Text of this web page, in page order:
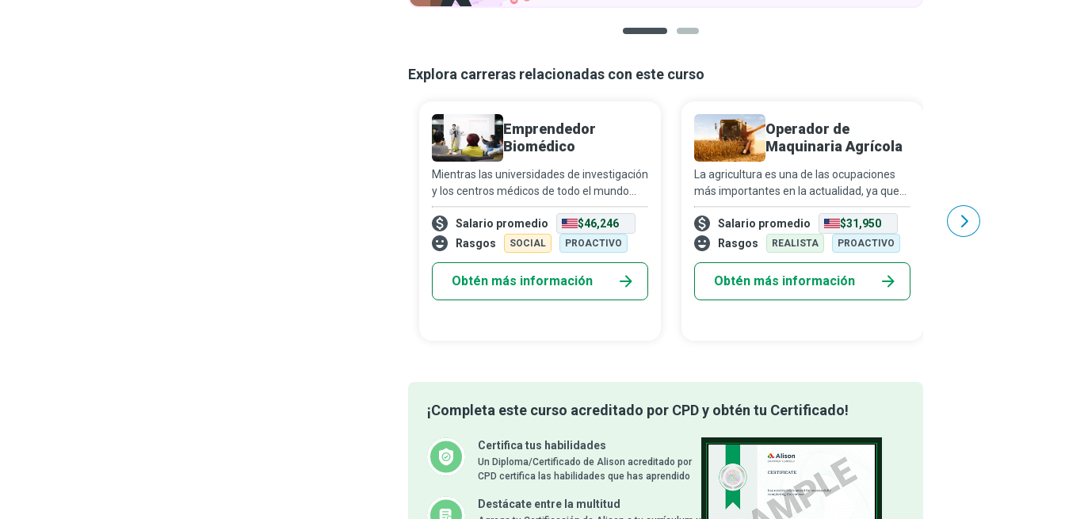
Explora carreras relacionadas con este curso
Emprendedor
Biomédico
Mientras las universidades de investigación
y los centros médicos de todo el mundo
continúan haciendo enormes avances en
innovación biomédica, existe una brecha
ampliamente reconocida entre la ciencia
Salario promedio
$46,246
Rasgos
SOCIAL PROACTIVO
Obtén más información
Operador de
Maquinaria Agrícola
La agricultura es una de las ocupaciones
más importantes en la actualidad, ya que
sus diversos productos sostienen la vida.
Dado que tradicionalmente es un sector
que requiere mucha mano de obra, quie
Salario promedio
$31,950
Rasgos
REALISTA PROACTIVO
Obtén más información
mente son las de
investigadores
otra carrera
Salario promedio
¡Completa este curso acreditado por CPD y obtén tu Certificado!
Certifica tus habilidades
Un Diploma/Certificado de Alison acreditado por
CPD certifica las habilidades que has aprendido
Destácate entre la multitud